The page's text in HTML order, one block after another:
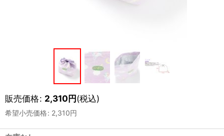
販売価格: 2,310円(税込)
希望小売価格: 2,310円